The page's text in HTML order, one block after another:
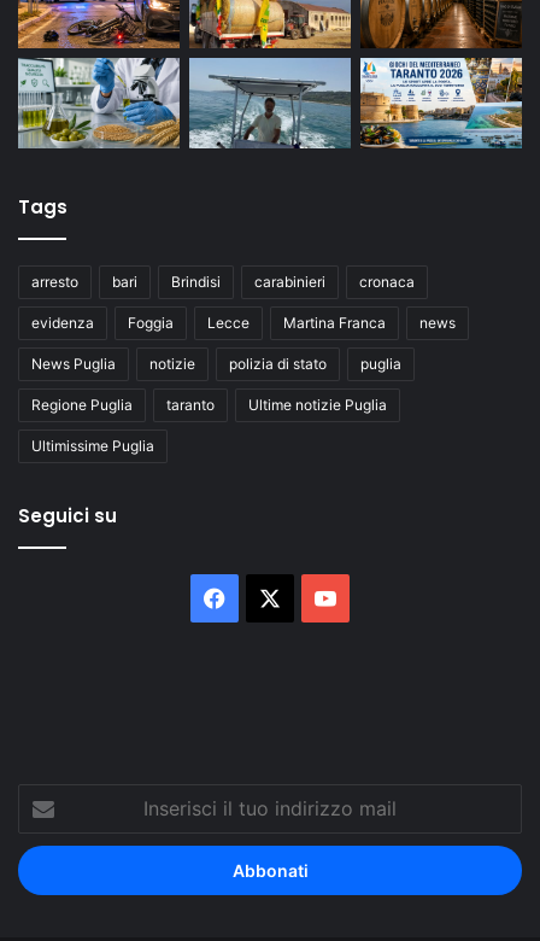
Tags
arresto bari Brindisi carabinieri cronaca
evidenza Foggia Lecce Martina Franca news
News Puglia notizie polizia di stato puglia
Regione Puglia taranto Ultime notizie Puglia
Ultimissime Puglia
Seguici su
Facebook
Inserisci
tuo
indirizzo
mail